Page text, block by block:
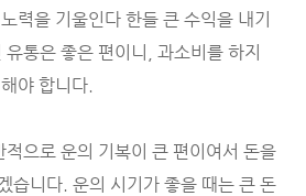
력을 기울인다 한들 큰 수익을 내기
통은 좋은 편이니, 과소비를 하지
야 합니다.
으로 운의 기복이 큰 편이여서 돈을
습니다. 운의 시기가 좋을 때는 큰 돈